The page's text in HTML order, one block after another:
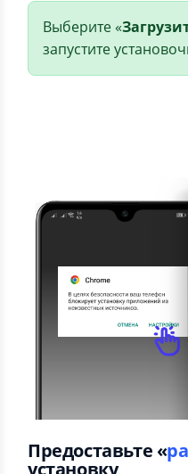
Выберите «
запустите
Предоставьте «
установку